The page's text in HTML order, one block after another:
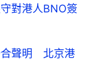
對港人BNO簽
合聲明 北京港